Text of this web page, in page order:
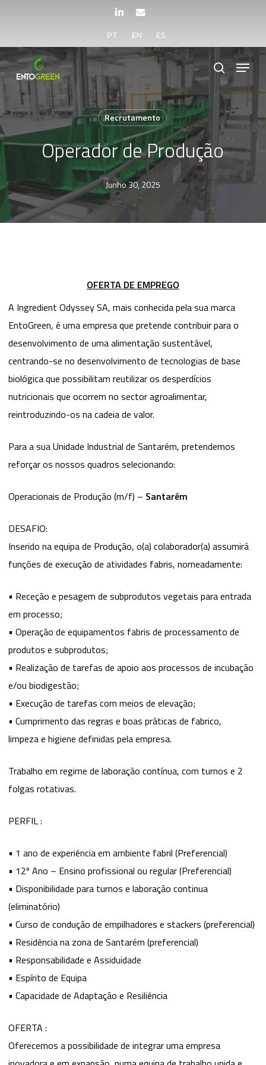
main
content
LINKEDINEMAIL
PT
EN ES
search
Menu
Recrutamento
Operador de Produção
Junho 30, 2025
OFERTA DE EMPREGO
A Ingredient Odyssey SA, mais conhecida pela sua marca
EntoGreen, é uma empresa que pretende contribuir para o
desenvolvimento de uma alimentação sustentável,
centrando-se no desenvolvimento de tecnologias de base
biológica que possibilitam reutilizar os desperdícios
nutricionais que ocorrem no sector agroalimentar,
reintroduzindo-os na cadeia de valor.
Para a sua Unidade Industrial de Santarém, pretendemos
reforçar os nossos quadros selecionando:
Operacionais de Produção (m/f) – Santarém
DESAFIO:
Inserido na equipa de Produção, o(a) colaborador(a) assumirá
funções de execução de atividades fabris, nomeadamente:
• Receção e pesagem de subprodutos vegetais para entrada
em processo;
• Operação de equipamentos fabris de processamento de
produtos e subprodutos;
• Realização de tarefas de apoio aos processos de incubação
e/ou biodigestão;
• Execução de tarefas com meios de elevação;
• Cumprimento das regras e boas práticas de fabrico,
limpeza e higiene definidas pela empresa.
Trabalho em regime de laboração contínua, com turnos e 2
folgas rotativas.
PERFIL :
• 1 ano de experiência em ambiente fabril (Preferencial)
• 12º Ano – Ensino profissional ou regular (Preferencial)
• Disponibilidade para turnos e laboração continua
(eliminatório)
• Curso de condução de empilhadores e stackers (preferencial)
• Residência na zona de Santarém (preferencial)
• Responsabilidade e Assiduidade
• Espírito de Equipa
• Capacidade de Adaptação e Resiliência
OFERTA :
Oferecemos a possibilidade de integrar uma empresa